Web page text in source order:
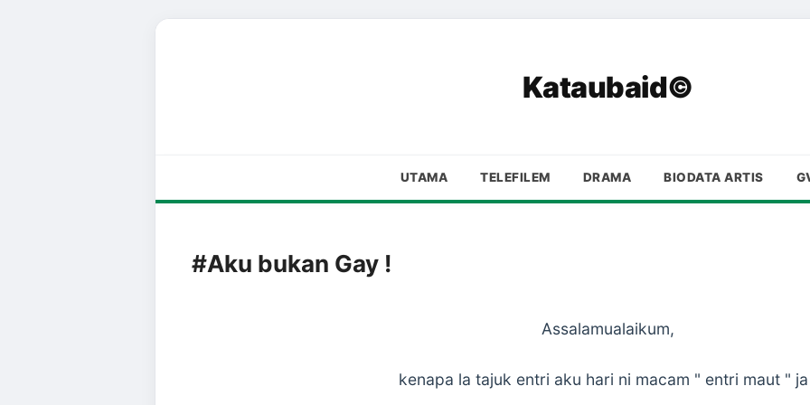
Kataubaid©
UTAMA TELEFILEM DRAMA BIODATA ARTIS
#Aku bukan Gay !
Assalamualaikum,
kenapa la tajuk entri aku hari ni macam " entri maut "